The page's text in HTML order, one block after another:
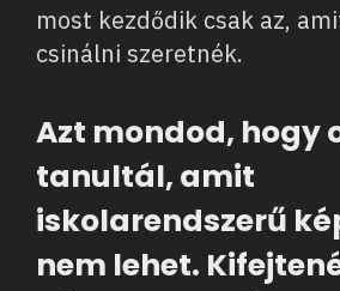
most kezdődik csak az,
csinálni szeretnék.
Azt mondod, hogy
tanultál, amit
iskolarendszerű
nem lehet.